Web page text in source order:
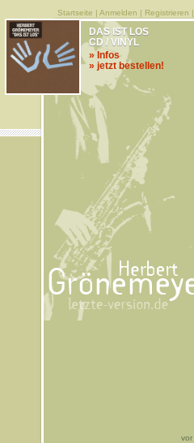
Startseite | Anmelden | Registrieren |
DAS IST LOS
CD / VINYL
» Infos
» jetzt bestellen!
vor